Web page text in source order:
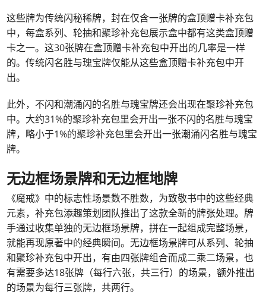
这些牌为传统闪秘稀牌，封在仅含一张牌的盒顶赠卡补充包
中，每盒系列、轮抽和聚珍补充包展示盒中都有这类盒顶赠
卡之一。这30张牌在盒顶赠卡补充包中开出的几率是一样
的。传统闪名胜与瑰宝牌仅能从这些盒顶赠卡补充包中开
出。
此外，不闪和潮涌闪的名胜与瑰宝牌还会出现在聚珍补充包
中。大约31%的聚珍补充包里会开出一张不闪的名胜与瑰宝
牌，略小于1%的聚珍补充包里会开出一张潮涌闪名胜与瑰宝
牌。
无边框场景牌和无边框地牌
《魔戒》中的标志性场景数不胜数，为致敬书中的这些经典
元素，补充包添趣策划团队推出了这款全新的牌张处理。牌
手通过收集单独的无边框场景牌，拼在一起组成完整场景，
就能再现原著中的经典瞬间。无边框场景牌可从系列、轮抽
和聚珍补充包中开出，有由四张牌组合而成二乘二场景，也
有需要多达18张牌（每行六张，共三行）的场景，额外推出
的场景为每行三张牌，共两行。